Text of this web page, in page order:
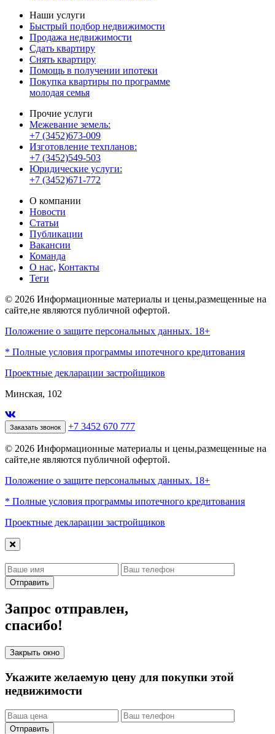
Наши услуги
Быстрый подбор недвижимости
Продажа недвижимости
Сдать квартиру
Снять квартиру
Помощь в получении ипотеки
Покупка квартиры по программе
молодая семья
Прочие услуги
Межевание земель:
+7 (3452)673-009
Изготовление техпланов:
+7 (3452)549-503
Юридические услуги:
+7 (3452)671-772
О компании
Новости
Статьи
Публикации
Вакансии
Команда
О нас, Контакты
Теги
© 2026 Информационные материалы и цены,размещенные на
сайте,не являются публичной офертой.
Положение о защите персональных данных. 18+
* Полные условия программы ипотечного кредитования
Проектные декларации застройщиков
Минская, 102
Заказать звонок +7 3452 670 777
© 2026 Информационные материалы и цены,размещенные на
сайте,не являются публичной офертой.
Положение о защите персональных данных. 18+
* Полные условия программы ипотечного кредитования
Проектные декларации застройщиков
Отправить
Запрос отправлен,
спасибо!
Закрыть окно
Укажите желаемую цену для покупки этой
недвижимости
Отправить